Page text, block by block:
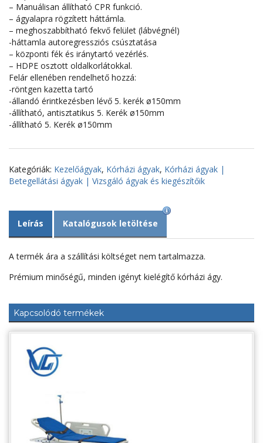
– Manuálisan állítható CPR funkció.
– ágyalapra rögzített háttámla.
– meghoszabbítható fekvő felület (lábvégnél)
-háttamla autoregressziós csúsztatása
– központi fék és iránytartó vezérlés.
– HDPE osztott oldalkorlátokkal.
Felár ellenében rendelhető hozzá:
-röntgen kazetta tartó
-állandó érintkezésben lévő 5. kerék ø150mm
-állítható, antisztatikus 5. Kerék ø150mm
-állítható 5. Kerék ø150mm
Kategóriák: Kezelőágyak, Kórházi ágyak, Kórházi ágyak |
Betegellátási ágyak | Vizsgáló ágyak és kiegészítőik
Leírás Katalógusok letöltése
A termék ára a szállítási költséget nem tartalmazza.
Prémium minőségű, minden igényt kielégítő kórházi ágy.
Kapcsolódó termékek